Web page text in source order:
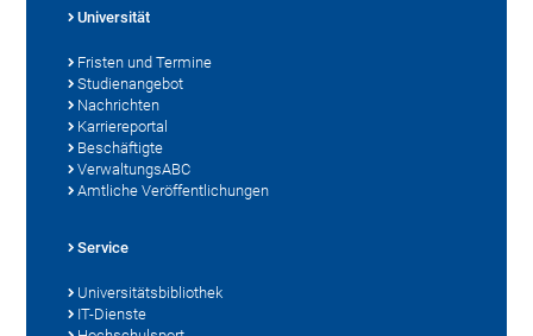
Universität
Fristen und Termine
Studienangebot
Nachrichten
Karriereportal
Beschäftigte
VerwaltungsABC
Amtliche Veröffentlichungen
Service
Universitätsbibliothek
IT-Dienste